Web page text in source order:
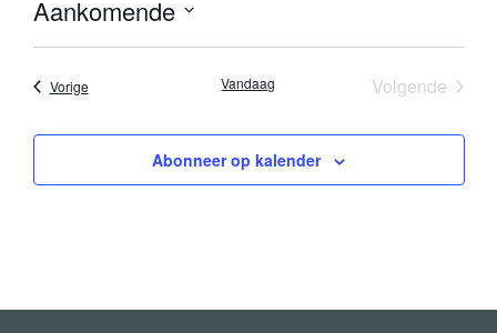
Aankomende
een
VorigeEvenementen Vandaag Volgende
Abonneer op kalender